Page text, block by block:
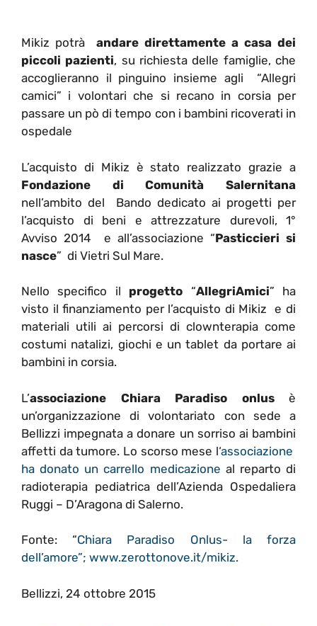
Mikiz potrà andare direttamente a casa dei
piccoli pazienti, su richiesta delle famiglie, che
accoglieranno il pinguino insieme agli “Allegri
camici” i volontari che si recano in corsia per
passare un pò di tempo con i bambini ricoverati in
ospedale
L’acquisto di Mikiz è stato realizzato grazie a
Fondazione di Comunità Salernitana
nell’ambito del Bando dedicato ai progetti per
l’acquisto di beni e attrezzature durevoli, 1°
Avviso 2014 e all’associazione “Pasticcieri si
nasce” di Vietri Sul Mare.
Nello specifico il progetto “AllegriAmici” ha
visto il finanziamento per l’acquisto di Mikiz e di
materiali utili ai percorsi di clownterapia come
costumi natalizi, giochi e un tablet da portare ai
bambini in corsia.
L’associazione Chiara Paradiso onlusè
un’organizzazione di volontariato con sede a
Bellizzi impegnata a donare un sorriso ai bambini
affetti da tumore. Lo scorso mese l‘associazione
ha donato un carrello medicazione al reparto di
radioterapia pediatrica dell’Azienda Ospedaliera
Ruggi – D’Aragona di Salerno.
Fonte: “Chiara Paradiso Onlus- la forza
dell’amore”; www.zerottonove.it/mikiz.
Bellizzi, 24 ottobre 2015